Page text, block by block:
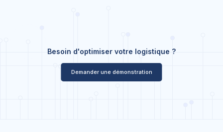
Besoin d'optimiser votre logistique ?
Demander une démonstration